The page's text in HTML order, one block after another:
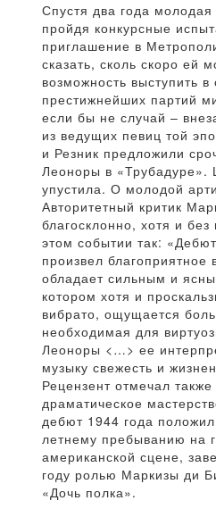
Спустя два года
пройдя конкурсные
приглашение в
сказать, сколь скоро ей
возможность выступить в
престижнейших партий
если бы не случай –
из ведущих певиц той
и Резник предложили
Леоноры в «Трубадуре».
упустила. О молодой
Авторитетный критик
благосклонно, хотя и без
этом событии так:
произвел
обладает сильным и
котором хотя и
вибрато, ощущается
необходимая для
Леоноры <…> ее
музыку свежесть и
Рецензент отмечал
драматическое
дебют 1944 года
летнему пребыванию на
американской сцене,
году ролью Маркизы ди
«Дочь полка».